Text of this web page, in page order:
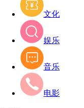
文化
娱乐
音乐
电影